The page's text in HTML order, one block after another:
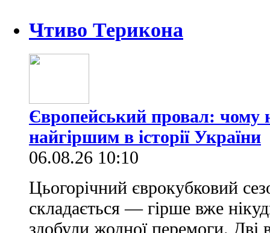
Чтиво Терикона
Європейський провал: чому
найгіршим в історії України
06.08.26 10:10
Цьогорічний єврокубковий
складається — гірше вже
здобули жодної перемоги.